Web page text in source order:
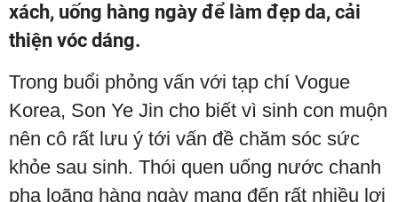
xách, uống hàng ngày để làm đẹp da, cải
thiện vóc dáng.
Trong buổi phỏng vấn với tạp chí Vogue
Korea, Son Ye Jin cho biết vì sinh con muộn
nên cô rất lưu ý tới vấn đề chăm sóc sức
khỏe sau sinh. Thói quen uống nước chanh
pha loãng hàng ngày mang đến rất nhiều lợi